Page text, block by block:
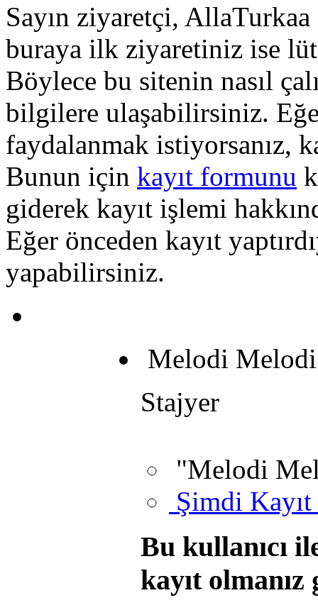
Sayın ziyaretçi,
buraya ilk ziyaretiniz ise
Böylece bu sitenin nasıl
bilgilere ulaşabilirsiniz.
faydalanmak istiyorsanız,
Bunun için kayıt formunu
giderek kayıt işlemi
Eğer önceden kayıt
yapabilirsiniz.
Melodi Melodi
Stajyer
"Melodi
Şimdi
Bu kullanıcı
kayıt